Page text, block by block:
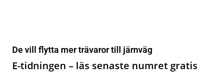
De vill flytta mer trävaror till järnväg
E-tidningen – läs senaste numret gratis